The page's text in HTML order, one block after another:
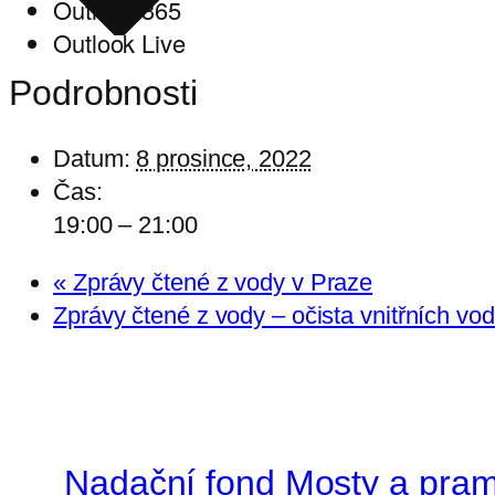
Outlook 365
Outlook Live
Podrobnosti
Datum: 8 prosince, 2022
Čas:
19:00 – 21:00
«Zprávy čtené z vody v Praze
Zprávy čtené z vody – očista vnitřních vod
Nadační fond Mosty a